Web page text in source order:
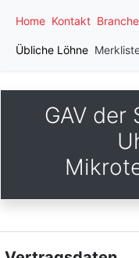
Home Kontakt
Übliche Löhne
GAV der